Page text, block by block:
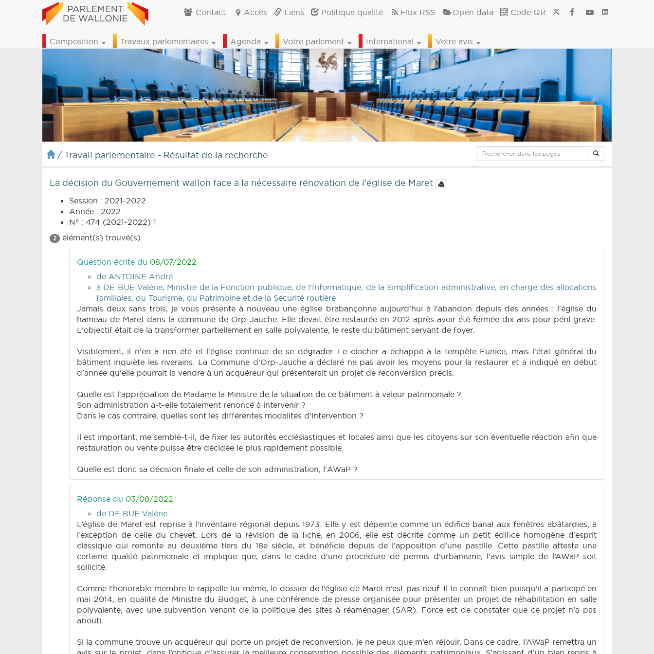
Contact Accès Liens Politique qualité Flux RSS Open data Code QR
Composition Travaux parlementaires Agenda Votre parlement International Votre avis
/ Travail parlementaire - Résultat de la recherche
La décision du Gouvernement wallon face à la nécessaire rénovation de l'église de Maret
Session : 2021-2022
Année : 2022
N° : 474 (2021-2022) 1
2 élément(s) trouvé(s).
Question écrite du 08/07/2022
de ANTOINE André
à DE BUE Valérie, Ministre de la Fonction publique, de l'Informatique, de la Simplification administrative, en charge des allocations
familiales, du Tourisme, du Patrimoine et de la Sécurité routière
Jamais deux sans trois, je vous présente à nouveau une église brabançonne aujourd'hui à l'abandon depuis des années : l'église du
hameau de Maret dans la commune de Orp-Jauche. Elle devait être restaurée en 2012 après avoir été fermée dix ans pour péril grave.
L'objectif était de la transformer partiellement en salle polyvalente, le reste du bâtiment servant de foyer.
Visiblement, il n'en a rien été et l'église continue de se dégrader. Le clocher a échappé à la tempête Eunice, mais l'état général du
bâtiment inquiète les riverains. La Commune d'Orp-Jauche a déclaré ne pas avoir les moyens pour la restaurer et a indiqué en début
d'année qu'elle pourrait la vendre à un acquéreur qui présenterait un projet de reconversion précis.
Quelle est l'appréciation de Madame la Ministre de la situation de ce bâtiment à valeur patrimoniale ?
Son administration a-t-elle totalement renoncé à intervenir ?
Dans le cas contraire, quelles sont les différentes modalités d'intervention ?
Il est important, me semble-t-il, de fixer les autorités ecclésiastiques et locales ainsi que les citoyens sur son éventuelle réaction afin que
restauration ou vente puisse être décidée le plus rapidement possible.
Quelle est donc sa décision finale et celle de son administration, l'AWaP ?
Réponse du 03/08/2022
de DE BUE Valérie
L’église de Maret est reprise à l’inventaire régional depuis 1973. Elle y est dépeinte comme un édifice banal aux fenêtres abâtardies, à
l’exception de celle du chevet. Lors de la révision de la fiche, en 2006, elle est décrite comme un petit édifice homogène d’esprit
classique qui remonte au deuxième tiers du 18e siècle, et bénéficie depuis de l’apposition d’une pastille. Cette pastille atteste une
certaine qualité patrimoniale et implique que, dans le cadre d’une procédure de permis d’urbanisme, l’avis simple de l’AWaP soit
sollicité.
Comme l’honorable membre le rappelle lui-même, le dossier de l’église de Maret n’est pas neuf. Il le connaît bien puisqu’il a participé en
mai 2014, en qualité de Ministre du Budget, à une conférence de presse organisée pour présenter un projet de réhabilitation en salle
polyvalente, avec une subvention venant de la politique des sites à réaménager (SAR). Force est de constater que ce projet n’a pas
abouti.
Si la commune trouve un acquéreur qui porte un projet de reconversion, je ne peux que m’en réjouir. Dans ce cadre, l’AWaP remettra un